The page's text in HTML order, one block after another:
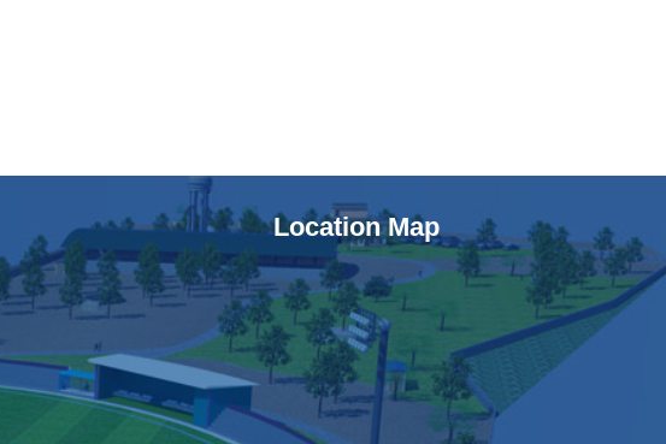
Location Map